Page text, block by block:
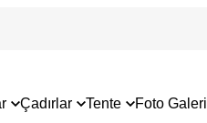
Çadırlar Tente Foto Galeri